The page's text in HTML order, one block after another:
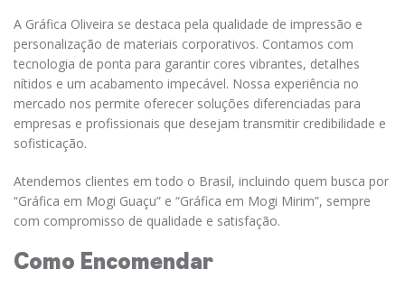
A Gráfica Oliveira se destaca pela qualidade de impressão e
personalização de materiais corporativos. Contamos com
tecnologia de ponta para garantir cores vibrantes, detalhes
nítidos e um acabamento impecável. Nossa experiência no
mercado nos permite oferecer soluções diferenciadas para
empresas e profissionais que desejam transmitir credibilidade e
sofisticação.
Atendemos clientes em todo o Brasil, incluindo quem busca por
“Gráfica em Mogi Guaçu” e “Gráfica em Mogi Mirim”, sempre
com compromisso de qualidade e satisfação.
Como Encomendar